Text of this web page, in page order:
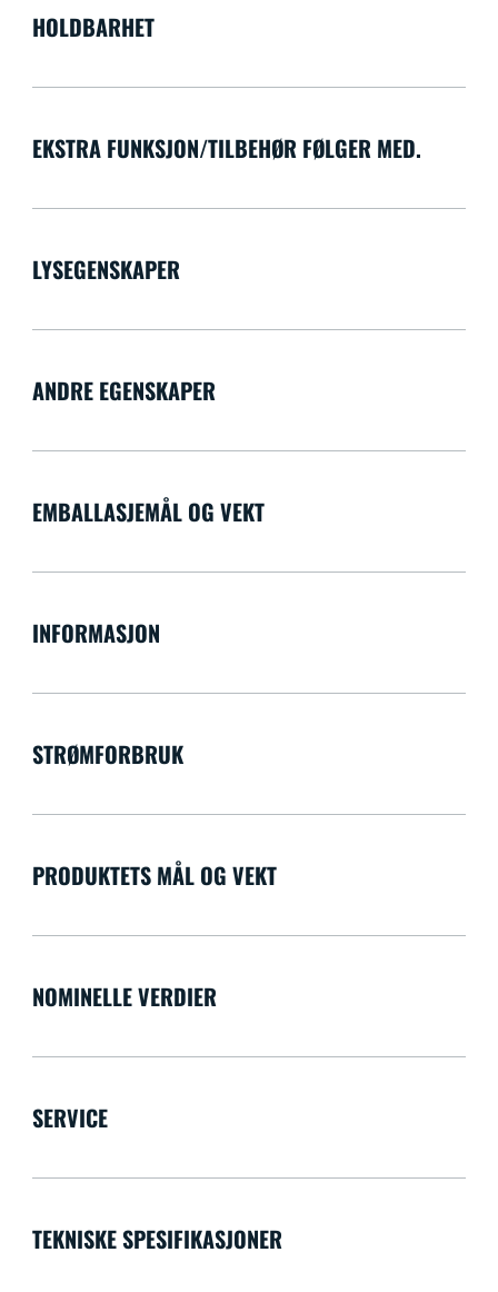
HOLDBARHET
EKSTRA FUNKSJON/TILBEHØR FØLGER MED.
LYSEGENSKAPER
ANDRE EGENSKAPER
EMBALLASJEMÅL OG VEKT
INFORMASJON
STRØMFORBRUK
PRODUKTETS MÅL OG VEKT
NOMINELLE VERDIER
SERVICE
TEKNISKE SPESIFIKASJONER